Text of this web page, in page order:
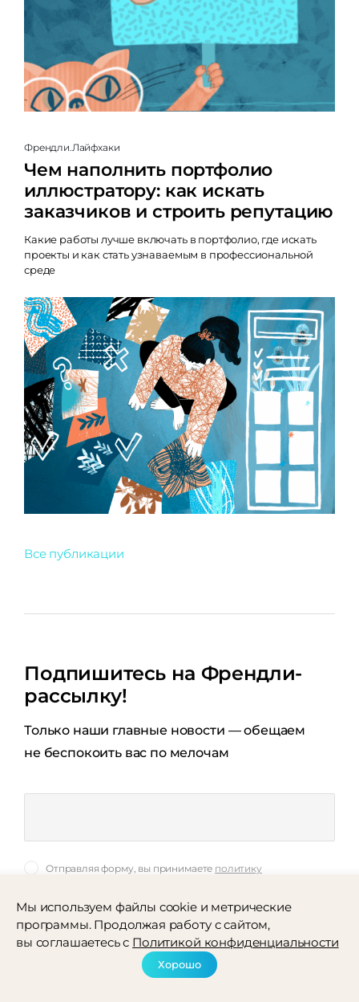
Френдли.Лайфхаки
Чем наполнить портфолио
иллюстратору: как искать
заказчиков и строить репутацию
Какие работы лучше включать в портфолио, где искать
проекты и как стать узнаваемым в профессиональной
среде
Все публикации
Подпишитесь на Френдли-
рассылку!
Только наши главные новости — обещаем
не беспокоить вас по мелочам
Отправляя форму, вы принимаете политику
подписаться
Мы используем файлы cookie и метрические
программы. Продолжая работу с сайтом,
вы соглашаетесь с Политикой конфиденциальности
Хорошо